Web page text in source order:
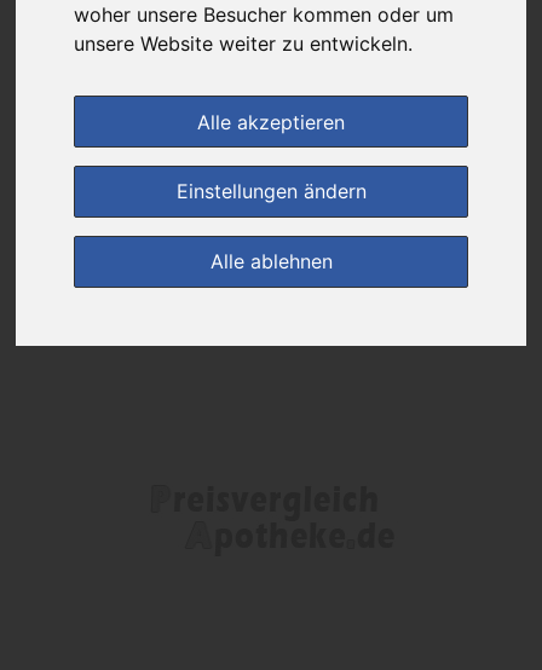
woher unsere Besucher kommen oder um
unsere Website weiter zu entwickeln.
Alle akzeptieren
Einstellungen ändern
Alle ablehnen
Das gewünschte Produkt ist derzeit bei keinem unserer Partner
erhältlich.
(0) Jetzt bewerten!
zur Startseite
Preisalarm